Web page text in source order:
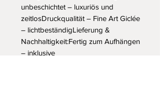
unbeschichtet – luxuriös und
zeitlosDruckqualität – Fine Art Giclée
– lichtbeständigLieferung &
Nachhaltigkeit:Fertig zum Aufhängen
– inklusive